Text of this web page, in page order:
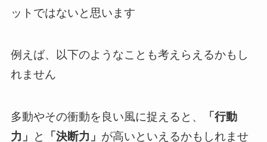
ットではないと思います
例えば、以下のようなことも考えらえるかもし
れません
多動やその衝動を良い風に捉えると、
「行動
力」
と 「決断力」 が高いといえるかもしれませ